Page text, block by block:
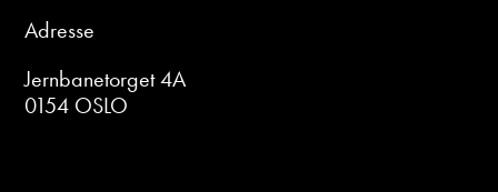
Adresse
Jernbanetorget 4A
0154 OSLO